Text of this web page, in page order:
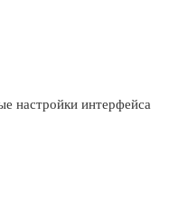
настройки интерфейса